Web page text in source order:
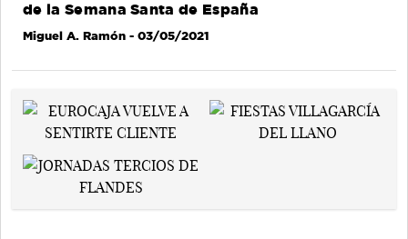
de la Semana Santa de España
Miguel A. Ramón - 03/05/2021